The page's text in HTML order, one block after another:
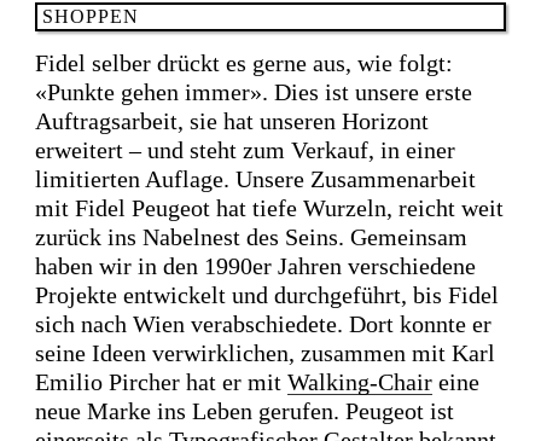
Dewberry
Warm
Olive
Menge
SHOPPEN
Fidel selber drückt es gerne aus, wie folgt:
«Punkte gehen immer». Dies ist unsere erste
Auftragsarbeit, sie hat unseren Horizont
erweitert – und steht zum Verkauf, in einer
limitierten Auflage. Unsere Zusammenarbeit
mit Fidel Peugeot hat tiefe Wurzeln, reicht weit
zurück ins Nabelnest des Seins. Gemeinsam
haben wir in den 1990er Jahren verschiedene
Projekte entwickelt und durchgeführt, bis Fidel
sich nach Wien verabschiedete. Dort konnte er
seine Ideen verwirklichen, zusammen mit Karl
Emilio Pircher hat er mitWalking-Chair eine
neue Marke ins Leben gerufen. Peugeot ist